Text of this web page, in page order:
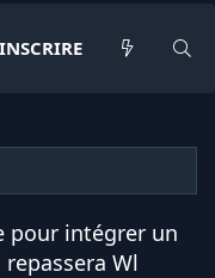
pour intégrer un
Wl